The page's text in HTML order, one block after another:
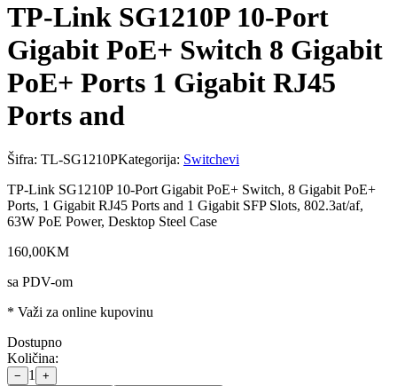
TP-Link SG1210P 10-Port
Gigabit PoE+ Switch 8 Gigabit
PoE+ Ports 1 Gigabit RJ45
Ports and
Šifra: TL-SG1210PKategorija: Switchevi
TP-Link SG1210P 10-Port Gigabit PoE+ Switch, 8 Gigabit PoE+
Ports, 1 Gigabit RJ45 Ports and 1 Gigabit SFP Slots, 802.3at/af,
63W PoE Power, Desktop Steel Case
160,00KM
sa PDV-om
* Važi za online kupovinu
Dostupno
Količina:
− 1 +